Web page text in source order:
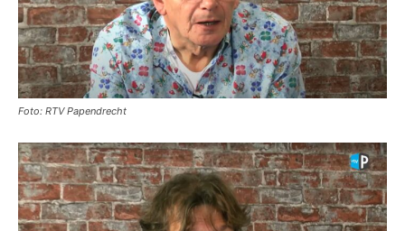
Foto: RTV Papendrecht